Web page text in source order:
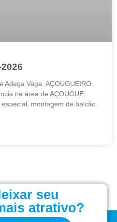
Adega Vaga: AÇOUGUEIRO
na área de AÇOUGUE;
montagem de balcão
seu
atrativo?